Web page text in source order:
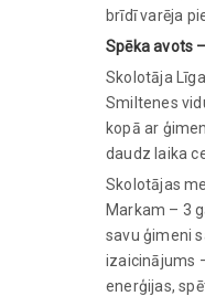
brīdī varēja
Spēka avots
Skolotāja
Smiltenes
kopā ar
daudz laika
Skolotājas
Markam – 3
savu ģimeni
izaicinājums
enerģijas,